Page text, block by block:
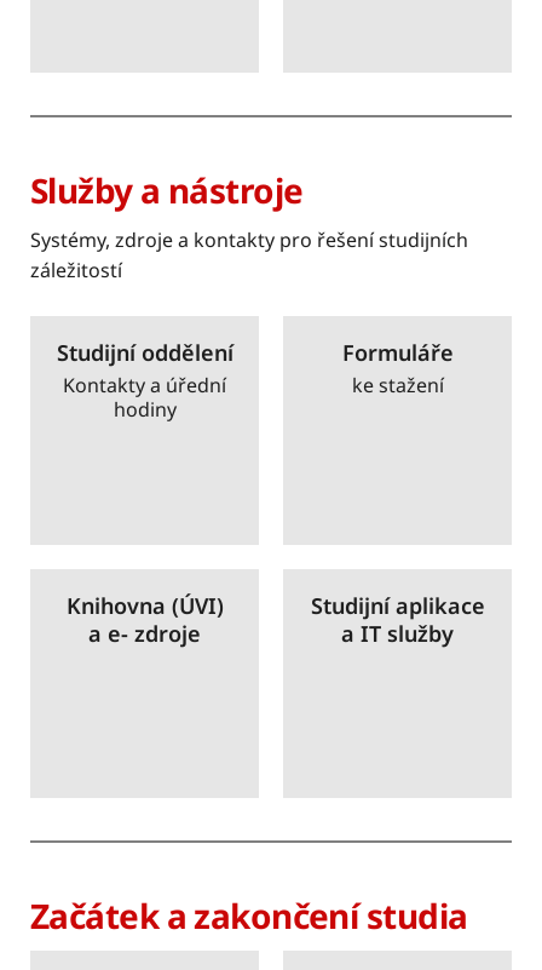
Služby a nástroje
Systémy, zdroje a kontakty pro řešení studijních
záležitostí
Studijní oddělení
Kontakty a úřední
hodiny
Formuláře
ke stažení
Knihovna (ÚVI)
a e- zdroje
Studijní aplikace
a IT služby
Začátek a zakončení studia